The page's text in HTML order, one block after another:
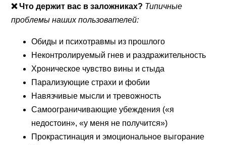
❌ Что держит вас в заложниках? Типичные
проблемы наших пользователей:
Обиды и психотравмы из прошлого
Неконтролируемый гнев и раздражительность
Хроническое чувство вины и стыда
Парализующие страхи и фобии
Навязчивые мысли и тревожность
Самоограничивающие убеждения («я
недостоин», «у меня не получится»)
Прокрастинация и эмоциональное выгорание